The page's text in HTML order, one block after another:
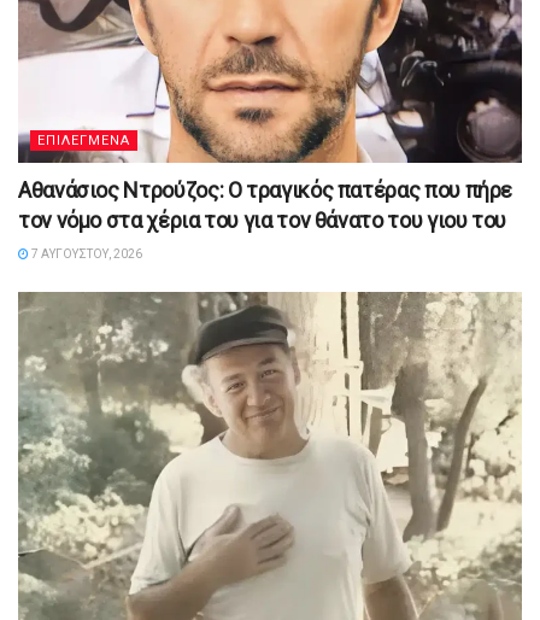
ΕΠΙΛΕΓΜΕΝΑ
Αθανάσιος Ντρούζος: Ο τραγικός πατέρας που πήρε
τον νόμο στα χέρια του για τον θάνατο του γιου του
7 ΑΥΓΟΎΣΤΟΥ, 2026